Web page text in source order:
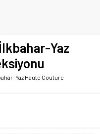
Yaz
Yaz Haute Couture